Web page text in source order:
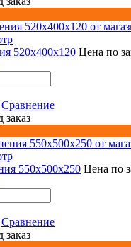
520х400х120 Цена по
Сравнение
заказ
550х500х250 Цена по
Сравнение
заказ